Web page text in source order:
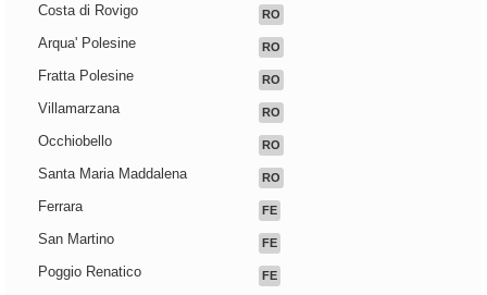
Costa di Rovigo RO
Arqua' Polesine RO
Fratta Polesine RO
Villamarzana RO
Occhiobello RO
Santa Maria Maddalena RO
Ferrara FE
San Martino FE
Poggio Renatico FE